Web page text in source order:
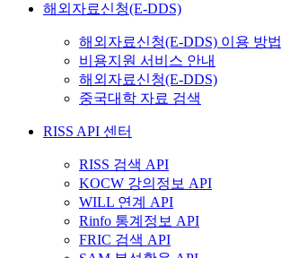
해외자료신청(E-DDS)
해외자료신청(E-DDS) 이용 방법
비용지원 서비스 안내
해외자료신청(E-DDS)
중국대학 자료 검색
RISS API 센터
RISS 검색 API
KOCW 강의정보 API
WILL 연계 API
Rinfo 통계정보 API
FRIC 검색 API